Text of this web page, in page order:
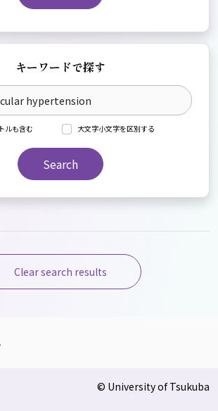
キーワードで探す
ルも含む 大文字小文字を区別する
Search
Clear search results
© University of Tsukuba